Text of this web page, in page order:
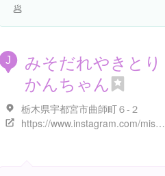
🥟
J
みそだれやきとり
かんちゃん
栃木県宇都宮市曲師町６-２
https://www.instagram.com/misodareyakitorikanchan/